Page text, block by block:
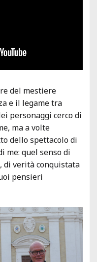
del mestiere
e il legame tra
personaggi cerco di
ma a volte
dello spettacolo di
me: quel senso di
di verità conquistata
pensieri